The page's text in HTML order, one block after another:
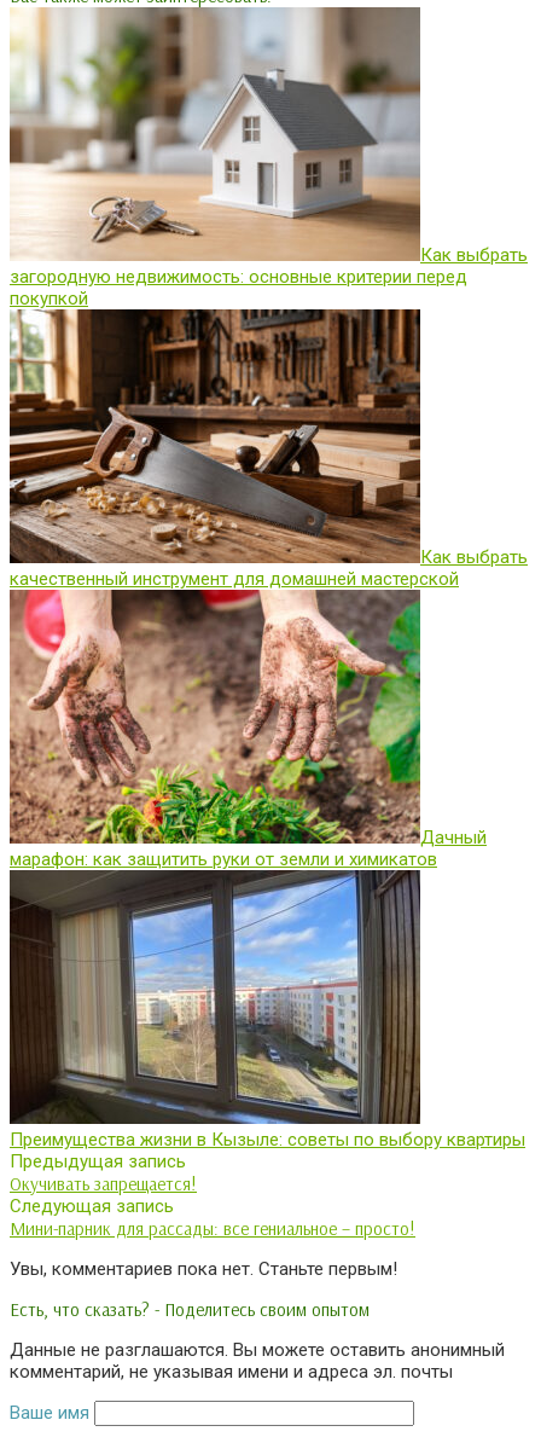
Как выбрать
загородную недвижимость: основные критерии перед
покупкой
Как выбрать
качественный инструмент для домашней мастерской
Дачный
марафон: как защитить руки от земли и химикатов
Преимущества жизни в Кызыле: советы по выбору квартиры
Предыдущая запись
Окучивать запрещается!
Следующая запись
Мини-парник для рассады: все гениальное – просто!
Увы, комментариев пока нет. Станьте первым!
Есть, что сказать? - Поделитесь своим опытом
Данные не разглашаются. Вы можете оставить анонимный
комментарий, не указывая имени и адреса эл. почты
Ваше имя